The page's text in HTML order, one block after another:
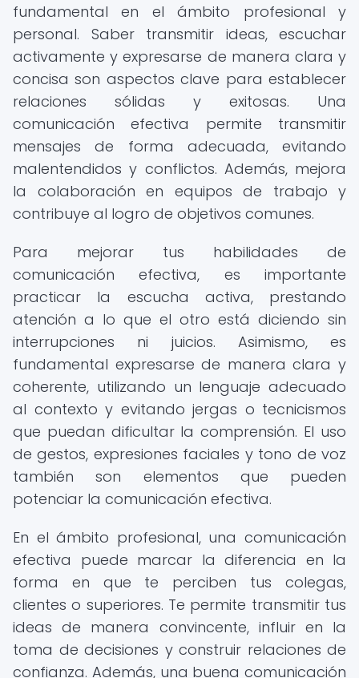
fundamental en el ámbito profesional y
personal. Saber transmitir ideas, escuchar
activamente y expresarse de manera clara y
concisa son aspectos clave para establecer
relaciones sólidas y exitosas. Una
comunicación efectiva permite transmitir
mensajes de forma adecuada, evitando
malentendidos y conflictos. Además, mejora
la colaboración en equipos de trabajo y
contribuye al logro de objetivos comunes.
Para mejorar tus habilidades de
comunicación efectiva, es importante
practicar la escucha activa, prestando
atención a lo que el otro está diciendo sin
interrupciones ni juicios. Asimismo, es
fundamental expresarse de manera clara y
coherente, utilizando un lenguaje adecuado
al contexto y evitando jergas o tecnicismos
que puedan dificultar la comprensión. El uso
de gestos, expresiones faciales y tono de voz
también son elementos que pueden
potenciar la comunicación efectiva.
En el ámbito profesional, una comunicación
efectiva puede marcar la diferencia en la
forma en que te perciben tus colegas,
clientes o superiores. Te permite transmitir tus
ideas de manera convincente, influir en la
toma de decisiones y construir relaciones de
confianza. Además, una buena comunicación